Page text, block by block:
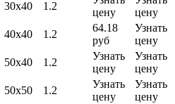
30х40 1.2
цену
цену
40х40 1.2
64.18
руб
Узнать
цену
50х40 1.2
Узнать
цену
Узнать
цену
50х50 1.2
Узнать
цену
Узнать
цену